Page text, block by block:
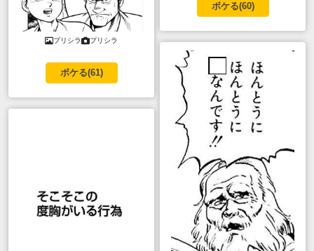
プリシラ プリシラ
ボケる(61)
ボケる(60)